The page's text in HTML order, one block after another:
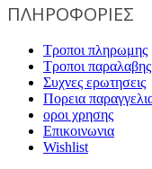
ΠΛΗΡΟΦΟΡΙΕΣ
Τροποι πληρωμης
Τροποι παραλαβης
Συχνες ερωτησεις
Πορεια
οροι χρησης
Επικοινωνια
Wishlist